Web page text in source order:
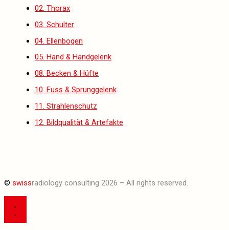
02. Thorax
03. Schulter
04. Ellenbogen
05. Hand & Handgelenk
08. Becken & Hüfte
10. Fuss & Sprunggelenk
11. Strahlenschutz
12. Bildqualität & Artefakte
© swissradiology consulting 2026 – All rights reserved.